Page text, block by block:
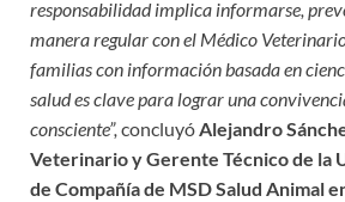
responsabilidad implica informarse,
manera regular con el Médico
familias con información basada en
salud es clave para lograr una
consciente”, concluyóAlejandro
Veterinario y Gerente Técnico de la
de Compañía de MSD Salud Animal